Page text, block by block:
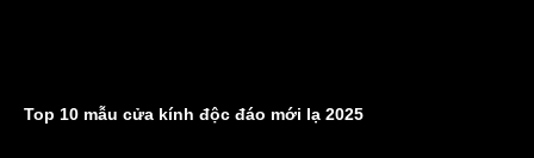
Top 10 mẫu cửa kính độc đáo mới lạ 2025